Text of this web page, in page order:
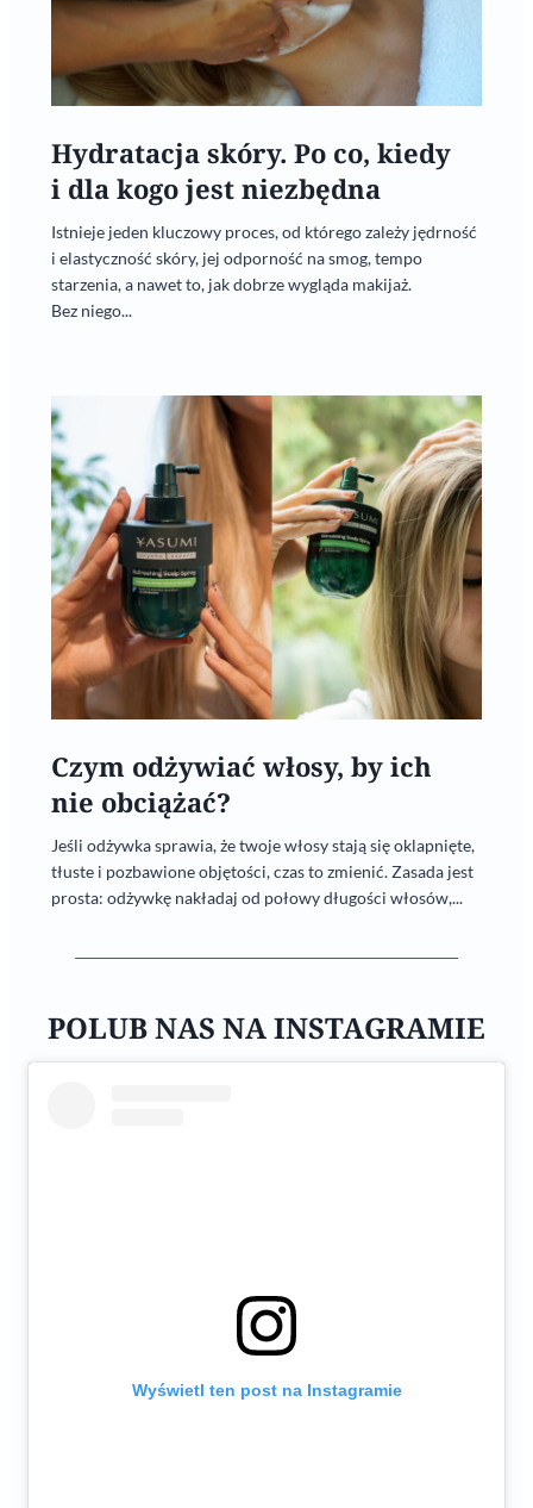
Hydratacja skóry. Po co, kiedy
i dla kogo jest niezbędna
Istnieje jeden kluczowy proces, od którego zależy jędrność
i elastyczność skóry, jej odporność na smog, tempo
starzenia, a nawet to, jak dobrze wygląda makijaż.
Bez niego...
Czym odżywiać włosy, by ich
nie obciążać?
Jeśli odżywka sprawia, że twoje włosy stają się oklapnięte,
tłuste i pozbawione objętości, czas to zmienić. Zasada jest
prosta: odżywkę nakładaj od połowy długości włosów,...
POLUB NAS NA INSTAGRAMIE
Wyświetl ten post na Instagramie